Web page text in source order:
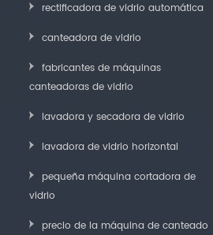
rectificadora de vidrio automática
canteadora de vidrio
fabricantes de máquinas
canteadoras de vidrio
lavadora y secadora de vidrio
lavadora de vidrio horizontal
pequeña máquina cortadora de
vidrio
precio de la máquina de canteado